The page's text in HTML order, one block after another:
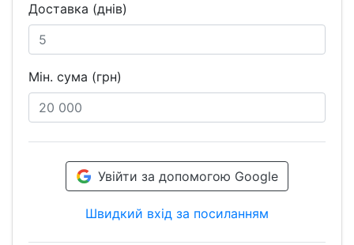
Доставка (днів)
Мін. сума (грн)
Увійти за допомогою Google
Швидкий вхід за посиланням